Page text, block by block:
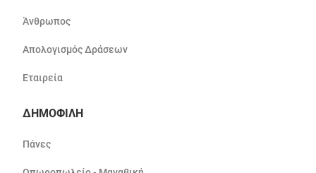
Άνθρωπος
Απολογισμός Δράσεων
Εταιρεία
ΔΗΜΟΦΙΛΗ
Πάνες